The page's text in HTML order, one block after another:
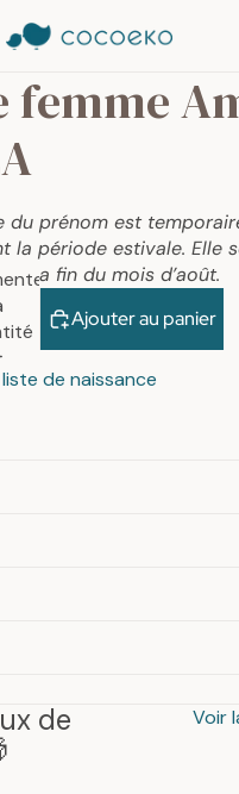
femme
du prénom est
la période estivale. Elle
la fin du mois d’août.
Ajouter au panier
de naissance
de
Voir